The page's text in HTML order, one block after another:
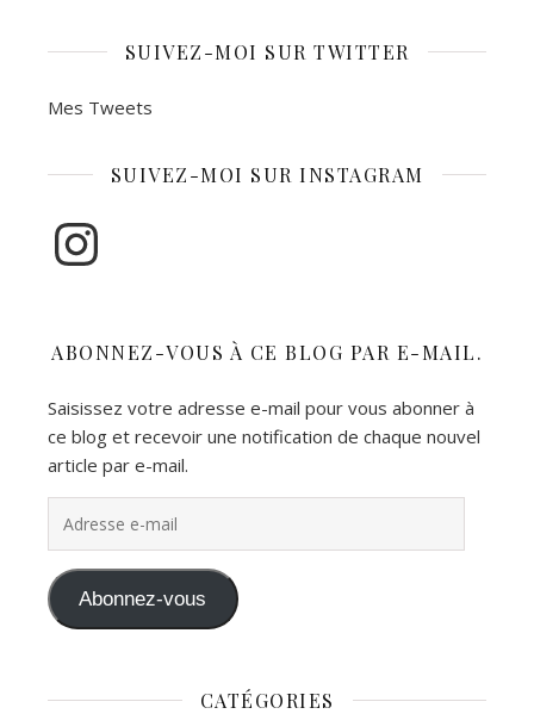
SUIVEZ-MOI SUR TWITTER
Mes Tweets
SUIVEZ-MOI SUR INSTAGRAM
Instagram
ABONNEZ-VOUS À CE BLOG PAR E-MAIL.
Saisissez votre adresse e-mail pour vous abonner à
ce blog et recevoir une notification de chaque nouvel
article par e-mail.
Abonnez-vous
CATÉGORIES